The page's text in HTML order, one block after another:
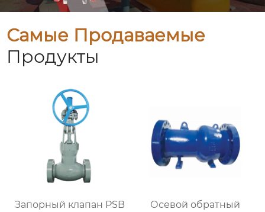
Самые Продаваемые
Продукты
Запорный клапан PSB
Осевой обратный